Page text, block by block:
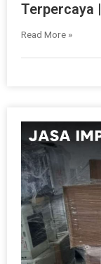
Terpercaya |
Read More »